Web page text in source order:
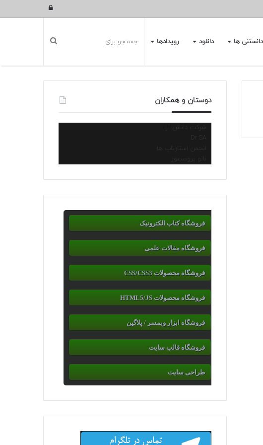
ورود
دانستنی ها دانلود رویدادها
دوستان و همکاران
شرکت دانش آرا
انجمن استارتاپ ها
نانو پروسسور
فروشگاه کتاب الکترونیک
فروشگاه مقالات علمی
فروشگاه محصولات CSS/CSS3
فروشگاه محصولات HTML5/JS
فروشگاه ابزار وبمسر / پلاگین
فروشگاه قالب سایت
طراحی سایت